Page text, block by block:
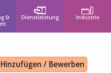
&
Dienstleistung Industrie
Hinzufügen / Bewerben